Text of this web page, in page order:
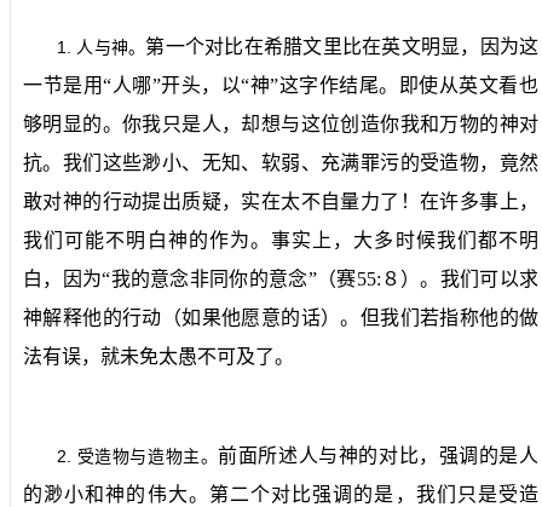
1. 人与神。 第一个对比在希腊文里比在英文明显，因为这
一节是用“人哪”开头，以“神”这字作结尾。即使从英文看也
够明显的。你我只是人，却想与这位创造你我和万物的神对
抗。我们这些渺小、无知、软弱、充满罪污的受造物，竟然
敢对神的行动提出质疑，实在太不自量力了！在许多事上，
我们可能不明白神的作为。事实上，大多时候我们都不明
白，因为“我的意念非同你的意念”（赛55: ８）。我们可以求
神解释他的行动（如果他愿意的话）。但我们若指称他的做
法有误，就未免太愚不可及了。
2. 受造物与造物主。 前面所述人与神的对比，强调的是人
的渺小和神的伟大。第二个对比强调的是，我们只是受造